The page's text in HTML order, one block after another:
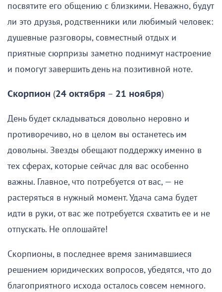
посвятите его общению с близкими. Неважно, будут
ли это друзья, родственники или любимый человек:
душевные разговоры, совместный отдых и
приятные сюрпризы заметно поднимут настроение
и помогут завершить день на позитивной ноте.
Скорпион (24 октября – 21 ноября)
День будет складываться довольно неровно и
противоречиво, но в целом вы останетесь им
довольны. Звезды обещают поддержку именно в
тех сферах, которые сейчас для вас особенно
важны. Главное, что потребуется от вас, — не
растеряться в нужный момент. Удача сама будет
идти в руки, от вас же потребуется схватить ее и не
отпускать. Не оплошайте!
Скорпионы, в последнее время занимавшиеся
решением юридических вопросов, убедятся, что до
благоприятного исхода осталось совсем немного.